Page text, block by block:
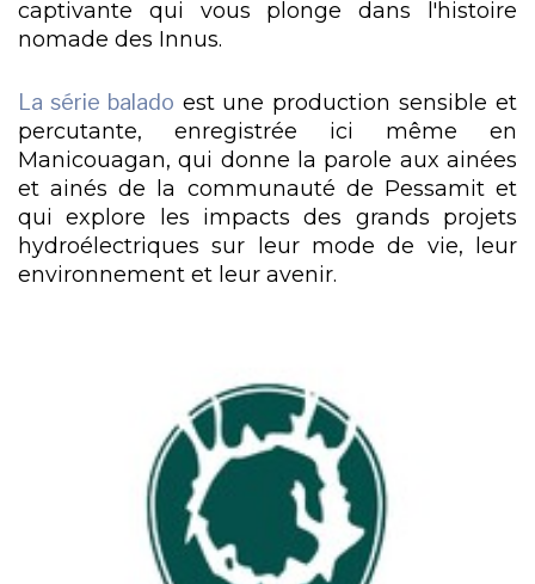
captivante qui vous plonge dans l'histoire
nomade des Innus.
La série balado est une production sensible et
percutante, enregistrée ici même en
Manicouagan, qui donne la parole aux ainées
et ainés de la communauté de Pessamit et
qui explore les impacts des grands projets
hydroélectriques sur leur mode de vie, leur
environnement et leur avenir.